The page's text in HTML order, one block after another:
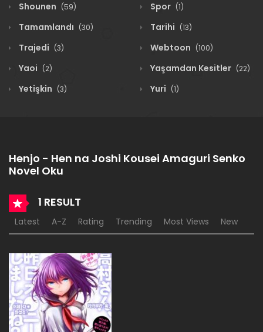
Shounen (59) Spor (1)
Tamamlandı (30) Tarihi (13)
Trajedi (3) Webtoon (100)
Yaoi (2) Yaşamdan Kesitler (22)
Yetişkin (3) Yuri (1)
Henjo - Hen na Joshi Kousei Amaguri Senko
Novel Oku
1 RESULT
Latest A-Z Rating Trending Most Views New